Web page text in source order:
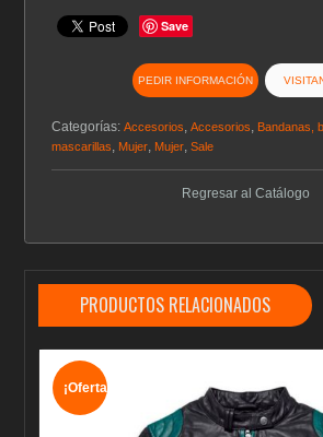
Save
PEDIR INFORMACIÓN
Categorías:Accesorios,Accesorios, Bandanas,
mascarillas, Mujer, Mujer,Sale
Regresar al Catálogo
PRODUCTOS RELACIONADOS
¡Oferta!